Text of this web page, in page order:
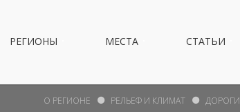
РЕГИОНЫ МЕСТА СТАТЬИ
О РЕГИОНЕ РЕЛЬЕФ И КЛИМАТ ДОРОГИ